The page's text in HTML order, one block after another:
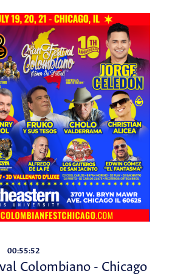
00:55:52
Colombiano - Chicago